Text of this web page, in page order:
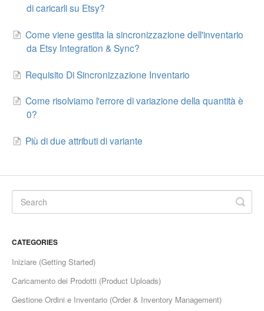
Etsy Integration - Deutsch
Etsy Integration - Spanish
Etsy Integration - Dutch
Page Wise Docs - Dutch
Page Wise Docs - Deutsch
Etsy App Info
eBay Integration
di caricarli su Etsy?
Come viene gestita la sincronizzazione dell'inventario
da Etsy Integration & Sync?
Requisito Di Sincronizzazione Inventario
Come risolviamo l'errore di variazione della quantità è
0?
Più di due attributi di variante
CATEGORIES
Iniziare (Getting Started)
Caricamento dei Prodotti (Product Uploads)
Gestione Ordini e Inventario (Order & Inventory Management)